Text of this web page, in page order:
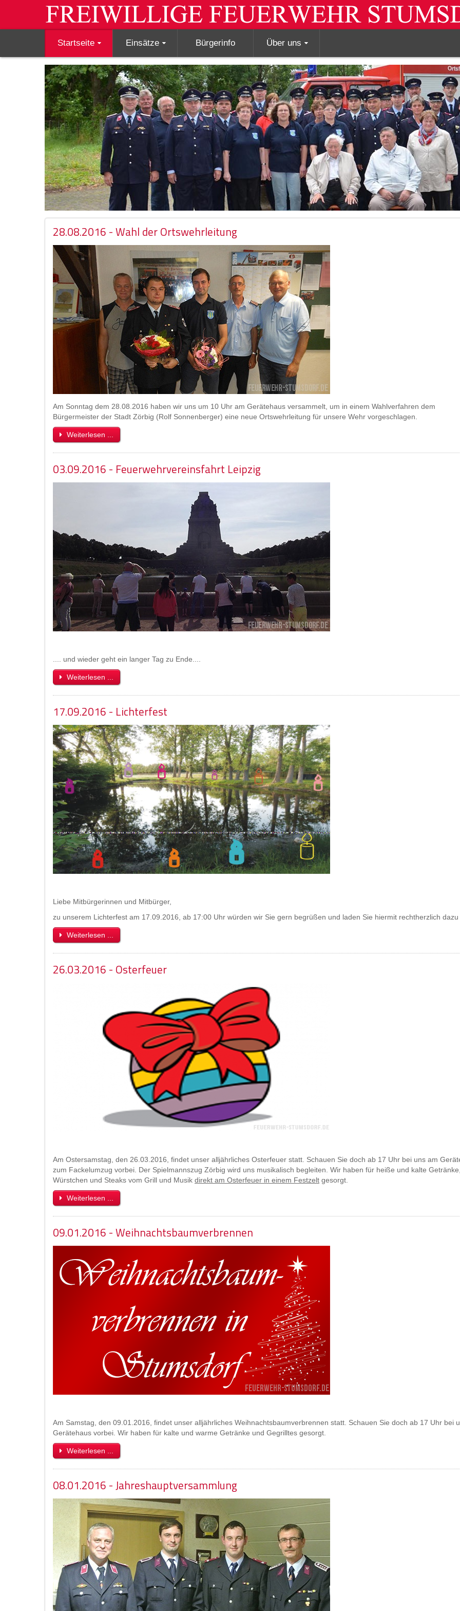
Startseite Einsätze Bürgerinfo Über uns
28.08.2016 - Wahl der Ortswehrleitung
Am Sonntag dem 28.08.2016 haben wir uns um 10 Uhr am Gerätehaus versammelt, um in einem Wahlverfahren dem
Bürgermeister der Stadt Zörbig (Rolf Sonnenberger) eine neue Ortswehrleitung für unsere Wehr vorgeschlagen.
Weiterlesen ...
03.09.2016 - Feuerwehrvereinsfahrt Leipzig
.... und wieder geht ein langer Tag zu Ende....
Weiterlesen ...
17.09.2016 - Lichterfest
Liebe Mitbürgerinnen und Mitbürger,
zu unserem Lichterfest am 17.09.2016, ab 17:00 Uhr würden wir Sie gern begrüßen und laden Sie hiermit rechtherzlich dazu
Weiterlesen ...
26.03.2016 - Osterfeuer
Am Ostersamstag, den 26.03.2016, findet unser alljährliches Osterfeuer statt. Schauen Sie doch ab 17 Uhr bei uns am
zum Fackelumzug vorbei. Der Spielmannszug Zörbig wird uns musikalisch begleiten. Wir haben für heiße und kalte
Würstchen und Steaks vom Grill und Musik direkt am Osterfeuer in einem Festzelt gesorgt.
Weiterlesen ...
09.01.2016 - Weihnachtsbaumverbrennen
Am Samstag, den 09.01.2016, findet unser alljährliches Weihnachtsbaumverbrennen statt. Schauen Sie doch ab 17 Uhr bei
Gerätehaus vorbei. Wir haben für kalte und warme Getränke und Gegrilltes gesorgt.
Weiterlesen ...
08.01.2016 - Jahreshauptversammlung